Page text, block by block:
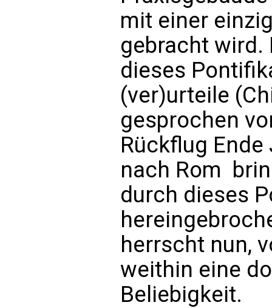
mit einer
gebracht wird.
dieses
(ver)urteile
gesprochen
Rückflug
nach Rom 
durch dieses
herrscht nun,
weithin eine
Beliebigkeit.